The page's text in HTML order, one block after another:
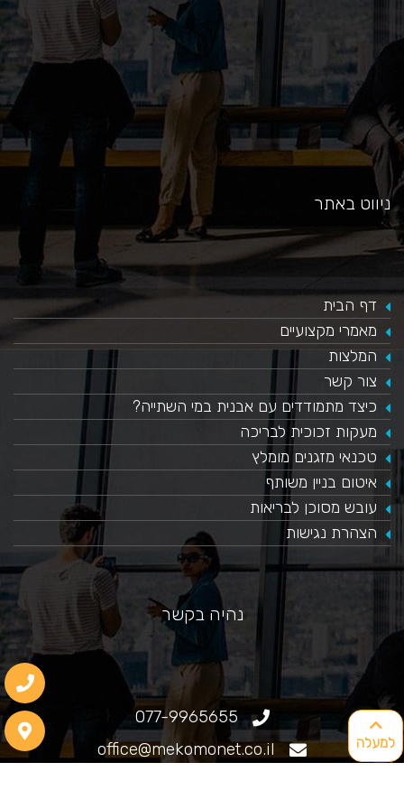
למעלה
ניווט באתר
דף הבית
מאמרי מקצועיים
המלצות
צור קשר
כיצד מתמודדים עם אבנית במי השתייה?
​מעקות זכוכית לבריכה
טכנאי מזגנים מומלץ
איטום בניין משותף
עובש מסוכן לבריאות
הצהרת נגישות
נהיה בקשר
077-9965655
office@mekomonet.co.il